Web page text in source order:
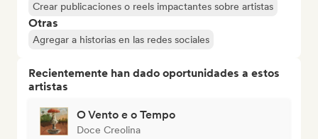
Crear publicaciones o reels impactantes sobre artistas
Otras
Agregar a historias en las redes sociales
Recientemente han dado oportunidades a estos
artistas
O Vento e o Tempo
Doce Creolina